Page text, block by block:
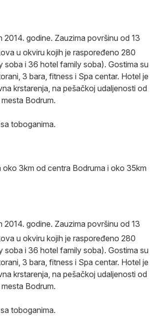
godine. Zauzima površinu od 13
u okviru kojih je raspoređeno 280
i 36 hotel family soba). Gostima su
3 bara, fitness i Spa centar. Hotel je
krstarenja, na pešačkoj udaljenosti od
Bodrum.
toboganima.
3km od centra Bodruma i oko 35km
godine. Zauzima površinu od 13
u okviru kojih je raspoređeno 280
i 36 hotel family soba). Gostima su
3 bara, fitness i Spa centar. Hotel je
krstarenja, na pešačkoj udaljenosti od
Bodrum.
toboganima.